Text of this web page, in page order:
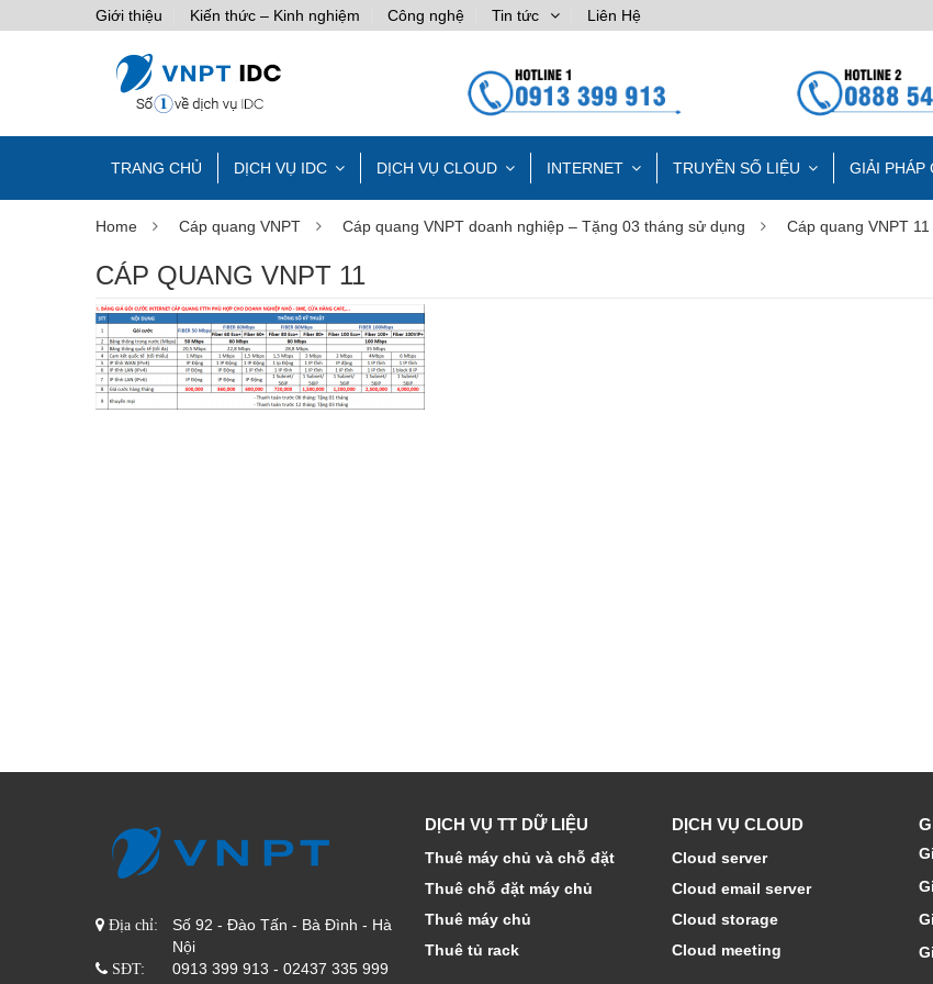
Giới thiệu Kiến thức – Kinh nghiệm Công nghệ Tin tức Liên Hệ
TRANG CHỦ DỊCH VỤ IDC DỊCH VỤ CLOUD INTERNET TRUYỀN SỐ LIỆU GIẢI PHÁP
Home Cáp quang VNPT Cáp quang VNPT doanh nghiệp – Tặng 03 tháng sử dụng Cáp quang VNPT 11
CÁP QUANG VNPT 11
Địa chỉ:
Số 92 - Đào Tấn - Bà Đình - Hà
Nội
SĐT: 0913 399 913 - 02437 335 999
DỊCH VỤ TT DỮ LIỆU
Thuê máy chủ và chỗ đặt
Thuê chỗ đặt máy chủ
Thuê máy chủ
Thuê tủ rack
DỊCH VỤ CLOUD
Cloud server
Cloud email server
Cloud storage
Cloud meeting